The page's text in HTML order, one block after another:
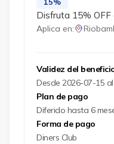
15%
Disfruta 15% OFF
Aplica en:
Validez del
Desde 2026-07-15
Plan de pago
Diferido hasta 6
Forma de pago
Diners Club